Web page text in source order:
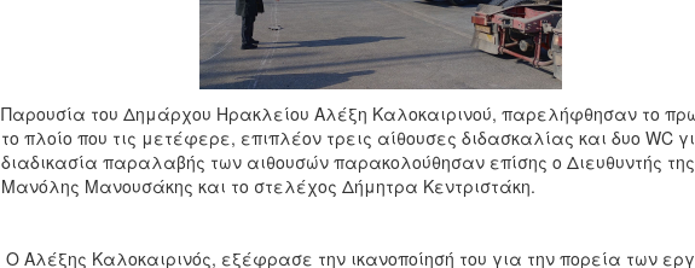
Παρουσία του Δημάρχου Ηρακλείου Αλέξη Καλοκαιρινού, παρελήφθησαν το
το πλοίο που τις μετέφερε, επιπλέον τρεις αίθουσες διδασκαλίας και δυο WC
διαδικασία παραλαβής των αιθουσών παρακολούθησαν επίσης ο Διευθυντής
Μανόλης Μανουσάκης και το στελέχος Δήμητρα Κεντριστάκη.
Ο Αλέξης Καλοκαιρινός, εξέφρασε την ικανοποίησή του για την πορεία των